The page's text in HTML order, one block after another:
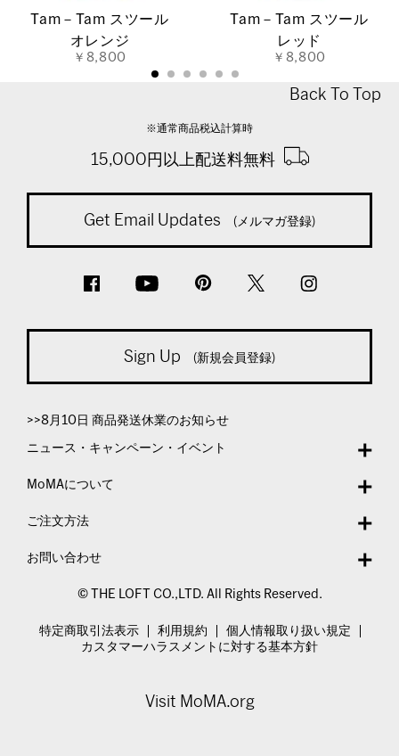
Tam－Tam スツール
オレンジ
￥8,800
Tam－Tam スツール
レッド
￥8,800
Back To Top
※通常商品税込計算時
15,000円以上配送料無料
Get Email Updates (メルマガ登録)
Sign Up (新規会員登録)
>>8月10日 商品発送休業のお知らせ
ニュース・キャンペーン・イベント
MoMAについて
ご注文方法
お問い合わせ
© THE LOFT CO.,LTD. All Rights Reserved.
特定商取引法表示 利用規約
個人情報取り扱い規定
カスタマーハラスメントに対する基本方針
Visit MoMA.org